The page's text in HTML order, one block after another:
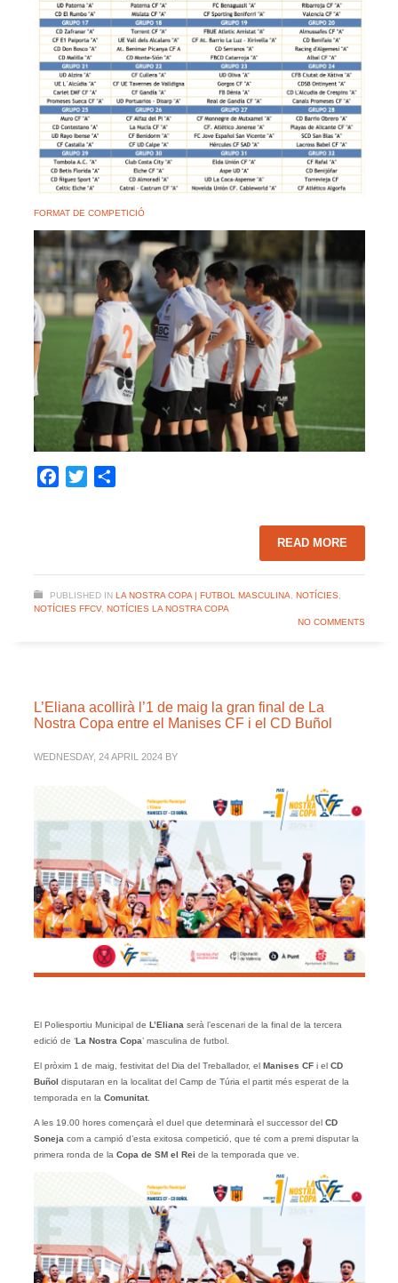
FORMAT DE COMPETICIÓ
Facebook
Twitter
READ MORE
PUBLISHED IN LA NOSTRA COPA | FUTBOL MASCULINA NOTÍCIES,
NOTÍCIES FFCV, NOTÍCIES LA NOSTRA COPA
NO COMMENTS
L’Eliana acollirà l’1 de maig la gran final de La
Nostra Copa entre el Manises CF i el CD Buñol
WEDNESDAY, 24 APRIL 2024 BY
El Poliesportiu Municipal de L’Eliana serà l’escenari de la final de la tercera
edició de ‘La Nostra Copa’ masculina de futbol.
El pròxim 1 de maig, festivitat del Dia del Treballador, el Manises CF i el CD
Buñol disputaran en la localitat del Camp de Túria el partit més esperat de la
temporada en la Comunitat.
A les 19.00 hores començarà el duel que determinarà el successor del CD
Soneja com a campió d’esta exitosa competició, que té com a premi disputar la
primera ronda de la Copa de SM el Rei de la temporada que ve.